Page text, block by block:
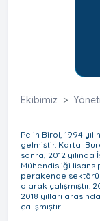
Ekibimiz
Pelin Birol, 1994
gelmiştir. Kartal
sonra, 2012
Mühendisliği lisans
perakende
olarak çalışmıştır.
2018 yılları
çalışmıştır.